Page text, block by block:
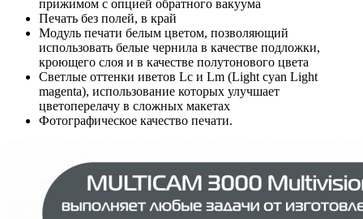
прижимом с опцией обратного вакуума
Печать без полей, в край
Модуль печати белым цветом, позволяющий
использовать белые чернила в качестве подложки,
кроющего слоя и в качестве полутонового цвета
Светлые оттенки иветов Lc и Lm (Light cyan Light
magenta), использование которых улучшает
цветоперелачу в сложных макетах
Фотографическое качество печати.